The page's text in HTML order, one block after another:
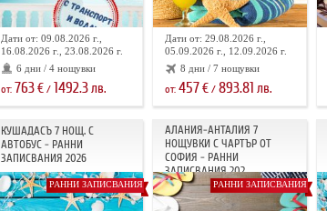
Дати от: 09.08.2026 г.,
16.08.2026 г., 23.08.2026 г.
6 дни / 4 нощувки
от: 763€/ 1492.3лв.
Дати от: 29.08.2026 г.,
05.09.2026 г., 12.09.2026 г.
8 дни / 7 нощувки
от: 457€/ 893.81 лв.
КУШАДАСЪ 7 НОЩ. С
АВТОБУС - РАННИ
ЗАПИСВАНИЯ 2026
РАННИ ЗАПИСВАНИЯ
АЛАНИЯ-АНТАЛИЯ 7
НОЩУВКИ С ЧАРТЪР ОТ
СОФИЯ - РАННИ
ЗАПИСВАНИЯ 202...
РАННИ ЗАПИСВАНИЯ